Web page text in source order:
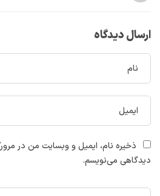
ارسال دیدگاه
ذخیره نام، ایمیل و وبسایت من در
دیدگاهی می‌نویسم.